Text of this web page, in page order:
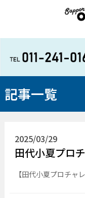
記事一覧
2025/03/29
田代小夏プロ
【田代小夏プロチ